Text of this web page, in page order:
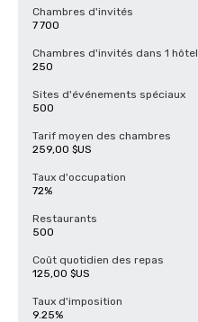
Chambres d'hôtel : 7 776
Acres de vignobles : 62 000
Producteurs de raisins : 1 800
Domaines viticoles : 425+
Chambres d'invités
7 700
Chambres d'invités dans 1 hôtel
250
Sites d'événements spéciaux
500
Tarif moyen des chambres
259,00 $US
Taux d'occupation
72%
Restaurants
500
Coût quotidien des repas
125,00 $US
Taux d'imposition
9.25%